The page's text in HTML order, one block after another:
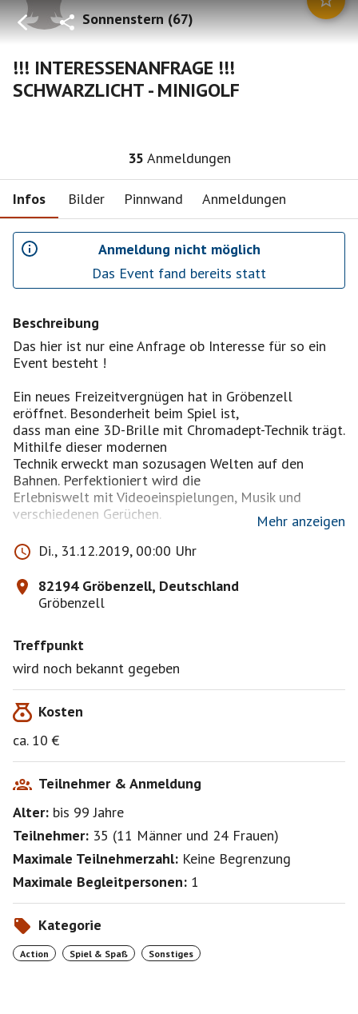
Sonnenstern(67)
!!! INTERESSENANFRAGE !!!
SCHWARZLICHT - MINIGOLF
35 Anmeldungen
Infos Bilder Pinnwand Anmeldungen
Anmeldung nicht möglich
Das Event fand bereits statt
Beschreibung
Das hier ist nur eine Anfrage ob Interesse für so ein
Event besteht !
Ein neues Freizeitvergnügen hat in Gröbenzell
eröffnet. Besonderheit beim Spiel ist,
dass man eine 3D-Brille mit Chromadept-Technik trägt.
Mithilfe dieser modernen
Technik erweckt man sozusagen Welten auf den
Bahnen. Perfektioniert wird die
Erlebniswelt mit Videoeinspielungen, Musik und
verschiedenen Gerüchen.
Auf einer Fläche von 600 qm hat man drei
Themenwelten entstehen lassen
Man ist in einer anderen Welt, einer Fantasiewelt :-))
Insgesamt gibt es 18 Minigolfbahnen und ist ein
Freizeitvergnügen für jung und alt.
Der ideale Freizeitspaß für die kalte Jahreszeit :-))
Bei Interesse wird ein Event eingestellt.
Mehr anzeigen
Di., 31.12.2019, 00:00 Uhr
82194 Gröbenzell, Deutschland
Gröbenzell
Treffpunkt
wird noch bekannt gegeben
Kosten
ca. 10 €
Teilnehmer & Anmeldung
Alter: bis 99Jahre
Teilnehmer: 35 (11 Männer und 24 Frauen)
Maximale Teilnehmerzahl: Keine Begrenzung
Maximale Begleitpersonen: 1
Kategorie
Action Spiel & Spaß Sonstiges